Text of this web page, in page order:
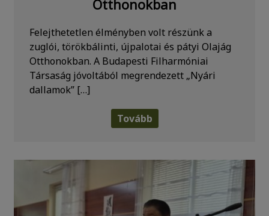
Otthonokban
Felejthetetlen élményben volt részünk a
zuglói, törökbálinti, újpalotai és pátyi Olajág
Otthonokban. A Budapesti Filharmóniai
Társaság jóvoltából megrendezett „Nyári
dallamok” […]
Tovább